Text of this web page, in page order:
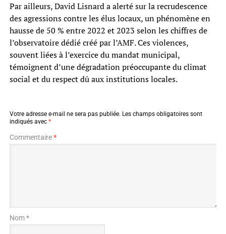
Par ailleurs, David Lisnard a alerté sur la recrudescence
des agressions contre les élus locaux, un phénomène en
hausse de 50 % entre 2022 et 2023 selon les chiffres de
l’observatoire dédié créé par l’AMF. Ces violences,
souvent liées à l’exercice du mandat municipal,
témoignent d’une dégradation préoccupante du climat
social et du respect dû aux institutions locales.
Votre adresse e-mail ne sera pas publiée. Les champs obligatoires sont
indiqués avec *
Commentaire*
Nom *